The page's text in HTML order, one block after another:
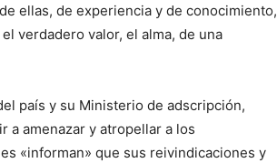
ellas, de experiencia y de conocimiento,
verdadero valor, el alma, de una
país y su Ministerio de adscripción,
a amenazar y atropellar a los
«informan» que sus reivindicaciones y